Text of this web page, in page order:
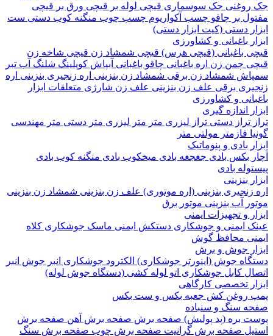
جک سوسماریقیچی لوله برقیچی ورق بر قیچی
برچاقو چسب آکواریوم چسب چوب منگنه کوب دستیست
دستی (کیت ابزار دستی)
باغبانی و کشاورزی
باغبانی (قیچی هرس)قیچی شمشاد زنقیچی شاخه زن
چمن زناره باغبانیچاقو باغبانیآبپاش کوپلینگ شلنگ آبتبر
شمشاد زن برقی شمشاد زن بنزینیاره زنجیری بنزینیاره
برقی علف زن بنزینیعلف زن شارژیمتعلقات ابزار
و کشاورزی
اندازه گیری
تراز دستیتراز لیزریمترمتر لیزریمتر دستیمتر مهندسی
فازمترمولتی متر
بادی و پنوماتیک
بکس بادی جغجغه بادی میخکوب بادی منگنه کوب بادی
بادی
بنزینی
بنزینی (اره موتوری)علف زن بنزینیشمشاد زن بنزینی
آب بنزینیموتور برق
و تجهیزات ایمنی
ایمنی و جوشکاریدستکش ایمنی ماسک جوشکاریکلاه
محافظ گوش
جوش و برش
جوش (اینورتر جوشکاری)الکترود جوشکاریانبر جوشانبر
کابل جوشکاریاتو لوله کشی (دستگاه جوش لوله)
تخصصی کارگاهی
روغن کش جعبه بکس و ست بکس
سنگ و سنباده
بره (پد پولیش)صفحه برش‌ صفحه برش‌ آهن صفحه برش‌
صفحه برش‌ گرانیت صفحه برش چوب صفحه برش‌ سنگ